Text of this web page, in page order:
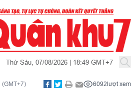
Thứ Sáu, 07/08/2026 | 18:49 GMT+7
6092lượt xem